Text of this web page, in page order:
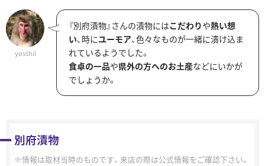
yosshii
『別府漬物』さんの漬物にはこだわりや熱い想
い、時にユーモア、色々なものが一緒に漬け込ま
れているようでした。
食卓の一品や県外の方へのお土産などにいかが
でしょうか。
別府漬物
情報は取材当時のものです。来店の際は公式情報をご確認下さい。